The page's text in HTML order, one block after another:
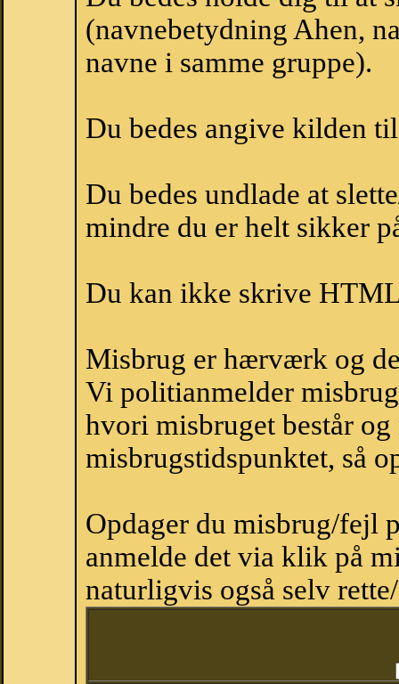
(navnebetydning Ahen,
navne i samme gruppe).
Du bedes angive kilden
Du bedes undlade at
mindre du er helt sikker
Du kan ikke skrive
Misbrug er hærværk og
Vi politianmelder
hvori misbruget består
misbrugstidspunktet, så
Opdager du misbrug/fejl
anmelde det via klik på
naturligvis også selv